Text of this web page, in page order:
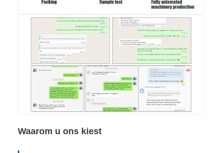
Waarom u ons kiest